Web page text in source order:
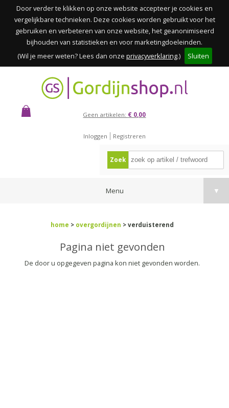
Door verder te klikken op onze website accepteer je cookies en
vergelijkbare technieken. Deze cookies worden gebruikt voor het
gebruiken en verbeteren van onze website, het geanonimiseerd
bijhouden van statistieken en voor marketingdoeleinden.
(Wil je meer weten? Lees dan onze privacyverklaring.) Sluiten
Geen artikelen: € 0,00
Inloggen Registreren
Zoek
Menu ▼
home > overgordijnen > verduisterend
Pagina niet gevonden
De door u opgegeven pagina kon niet gevonden worden.